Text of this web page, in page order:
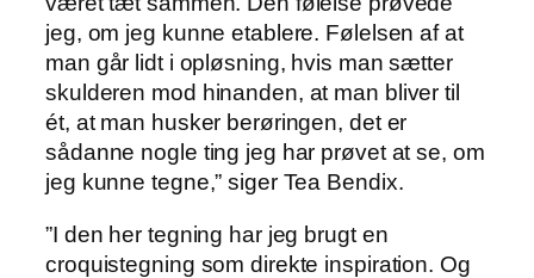
jeg, om jeg kunne etablere. Følelsen af at
man går lidt i opløsning, hvis man sætter
skulderen mod hinanden, at man bliver til
ét, at man husker berøringen, det er
sådanne nogle ting jeg har prøvet at se, om
jeg kunne tegne,” siger Tea Bendix.
”I den her tegning har jeg brugt en
croquistegning som direkte inspiration. Og